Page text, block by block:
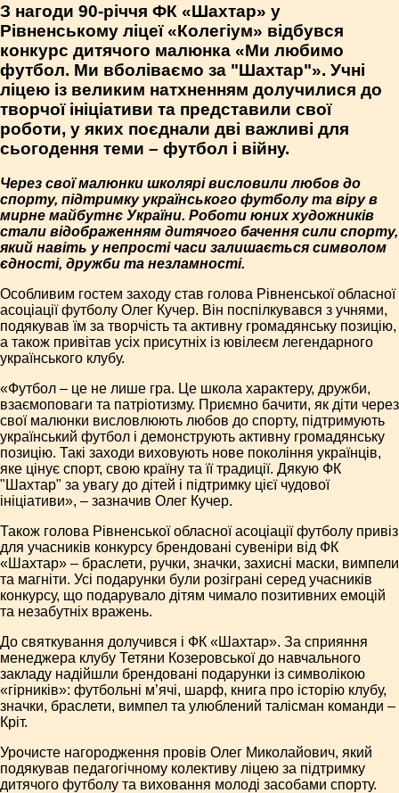
З нагоди 90-річчя ФК «Шахтар» у
Рівненському ліцеї «Колегіум» відбувся
конкурс дитячого малюнка «Ми любимо
футбол. Ми вболіваємо за "Шахтар"». Учні
ліцею із великим натхненням долучилися до
творчої ініціативи та представили свої
роботи, у яких поєднали дві важливі для
сьогодення теми – футбол і війну.
Через свої малюнки школярі висловили любов до
спорту, підтримку українського футболу та віру в
мирне майбутнє України. Роботи юних художників
стали відображенням дитячого бачення сили спорту,
який навіть у непрості часи залишається символом
єдності, дружби та незламності.
Особливим гостем заходу став голова Рівненської обласної
асоціації футболу Олег Кучер. Він поспілкувався з учнями,
подякував їм за творчість та активну громадянську позицію,
а також привітав усіх присутніх із ювілеєм легендарного
українського клубу.
«Футбол – це не лише гра. Це школа характеру, дружби,
взаємоповаги та патріотизму. Приємно бачити, як діти через
свої малюнки висловлюють любов до спорту, підтримують
український футбол і демонструють активну громадянську
позицію. Такі заходи виховують нове покоління українців,
яке цінує спорт, свою країну та її традиції. Дякую ФК
"Шахтар" за увагу до дітей і підтримку цієї чудової
ініціативи», – зазначив Олег Кучер.
Також голова Рівненської обласної асоціації футболу привіз
для учасників конкурсу брендовані сувеніри від ФК
«Шахтар» – браслети, ручки, значки, захисні маски, вимпели
та магніти. Усі подарунки були розіграні серед учасників
конкурсу, що подарувало дітям чимало позитивних емоцій
та незабутніх вражень.
До святкування долучився і ФК «Шахтар». За сприяння
менеджера клубу Тетяни Козеровської до навчального
закладу надійшли брендовані подарунки із символікою
«гірників»: футбольні м’ячі, шарф, книга про історію клубу,
значки, браслети, вимпел та улюблений талісман команди –
Кріт.
Урочисте нагородження провів Олег Миколайович, який
подякував педагогічному колективу ліцею за підтримку
дитячого футболу та виховання молоді засобами спорту.